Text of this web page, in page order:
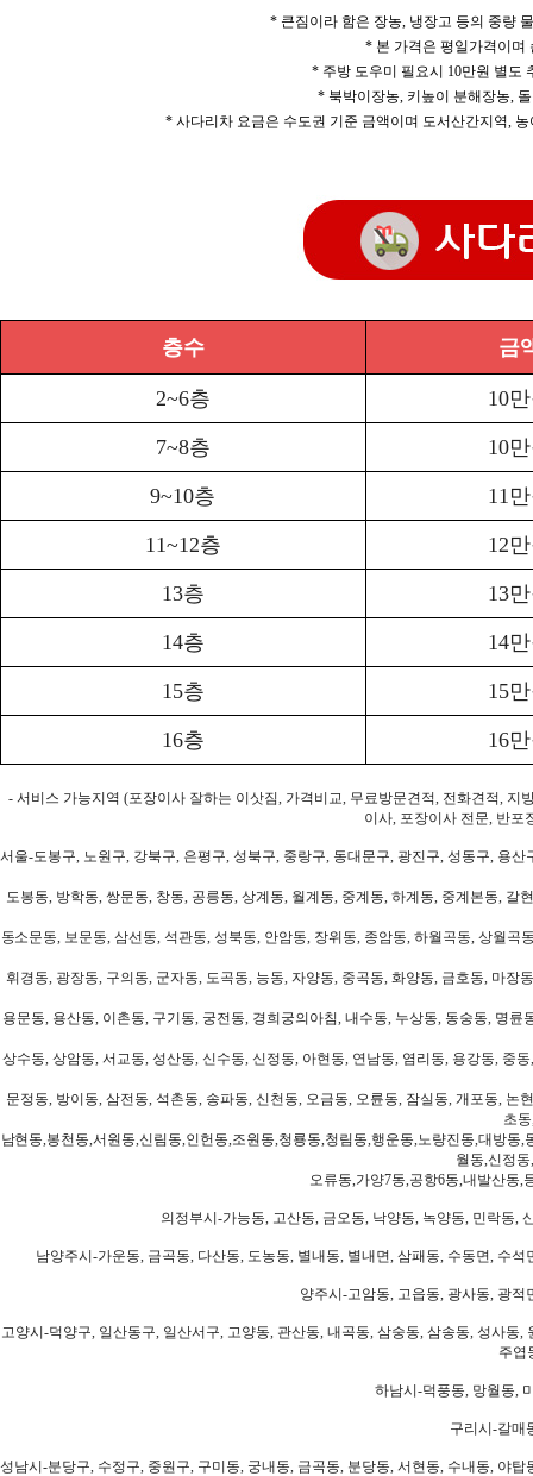
* 큰짐이라 함은 장농, 냉장고 등의 중량
* 본 가격은 평일가격이며
* 주방 도우미 필요시 10만원 별도
* 북박이장농, 키높이 분해장농,
* 사다리차 요금은 수도권 기준 금액이며 도서산간지역,
층수 금
2~6층 10
7~8층 10
9~10층 11
11~12층 12
13층 13
14층 14
15층 15
16층 16
- 서비스 가능지역 (포장이사 잘하는 이삿짐, 가격비교, 무료방문견적, 전화견적,
이사, 포장이사 전문, 반포
서울-도봉구, 노원구, 강북구, 은평구, 성북구, 중랑구, 동대문구, 광진구, 성동구, 용
도봉동, 방학동, 쌍문동, 창동, 공릉동, 상계동, 월계동, 중계동, 하계동, 중계본동,
동소문동, 보문동, 삼선동, 석관동, 성북동, 안암동, 장위동, 종암동, 하월곡동, 상월
휘경동, 광장동, 구의동, 군자동, 도곡동, 능동, 자양동, 중곡동, 화양동, 금호동, 마
용문동, 용산동, 이촌동, 구기동, 궁전동, 경희궁의아침, 내수동, 누상동, 동숭동, 명
상수동, 상암동, 서교동, 성산동, 신수동, 신정동, 아현동, 연남동, 염리동, 용강동, 중
문정동, 방이동, 삼전동, 석촌동, 송파동, 신천동, 오금동, 오륜동, 잠실동, 개포동,
초
남현동,봉천동,서원동,신림동,인헌동,조원동,청룡동,청림동,행운동,노량진동,대방
월동,신정
오류동,가양7동,공항6동,내발산동,
의정부시-가능동, 고산동, 금오동, 낙양동, 녹양동, 민락동,
남양주시-가운동, 금곡동, 다산동, 도농동, 별내동, 별내면, 삼패동, 수동면, 수
양주시-고암동, 고읍동, 광사동, 광
고양시-덕양구, 일산동구, 일산서구, 고양동, 관산동, 내곡동, 삼숭동, 삼송동, 성사
주엽
하남시-덕풍동, 망월동,
구리시-갈매
성남시-분당구, 수정구, 중원구, 구미동, 궁내동, 금곡동, 분당동, 서현동, 수내동, 야